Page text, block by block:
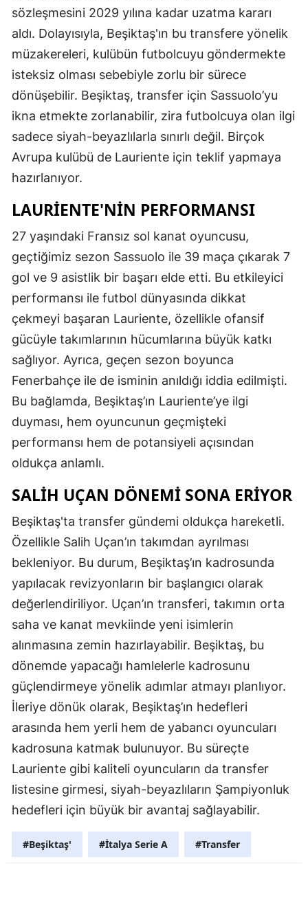
sözleşmesini 2029 yılına kadar uzatma kararı
aldı. Dolayısıyla, Beşiktaş'ın bu transfere yönelik
müzakereleri, kulübün futbolcuyu göndermekte
isteksiz olması sebebiyle zorlu bir sürece
dönüşebilir. Beşiktaş, transfer için Sassuolo’yu
ikna etmekte zorlanabilir, zira futbolcuya olan ilgi
sadece siyah-beyazlılarla sınırlı değil. Birçok
Avrupa kulübü de Lauriente için teklif yapmaya
hazırlanıyor.
LAURIENTE'NIN PERFORMANSI
27 yaşındaki Fransız sol kanat oyuncusu,
geçtiğimiz sezon Sassuolo ile 39 maça çıkarak 7
gol ve 9 asistlik bir başarı elde etti. Bu etkileyici
performansı ile futbol dünyasında dikkat
çekmeyi başaran Lauriente, özellikle ofansif
gücüyle takımlarının hücumlarına büyük katkı
sağlıyor. Ayrıca, geçen sezon boyunca
Fenerbahçe ile de isminin anıldığı iddia edilmişti.
Bu bağlamda, Beşiktaş’ın Lauriente’ye ilgi
duyması, hem oyuncunun geçmişteki
performansı hem de potansiyeli açısından
oldukça anlamlı.
SALIH UÇAN DÖNEMI SONA ERIYOR
Beşiktaş'ta transfer gündemi oldukça hareketli.
Özellikle Salih Uçan’ın takımdan ayrılması
bekleniyor. Bu durum, Beşiktaş’ın kadrosunda
yapılacak revizyonların bir başlangıcı olarak
değerlendiriliyor. Uçan’ın transferi, takımın orta
saha ve kanat mevkiinde yeni isimlerin
alınmasına zemin hazırlayabilir. Beşiktaş, bu
dönemde yapacağı hamlelerle kadrosunu
güçlendirmeye yönelik adımlar atmayı planlıyor.
İleriye dönük olarak, Beşiktaş’ın hedefleri
arasında hem yerli hem de yabancı oyuncuları
kadrosuna katmak bulunuyor. Bu süreçte
Lauriente gibi kaliteli oyuncuların da transfer
listesine girmesi, siyah-beyazlıların Şampiyonluk
hedefleri için büyük bir avantaj sağlayabilir.
#Beşiktaş' #İtalya Serie A #Transfer